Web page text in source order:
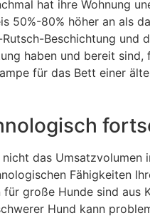
hat ihre Wohnung
50%-80% höher an
Beschichtung
haben und bereit sind,
für das Bett einer
das Umsatzvolumen
Fähigkeiten
für große Hunde sind
Hund kann